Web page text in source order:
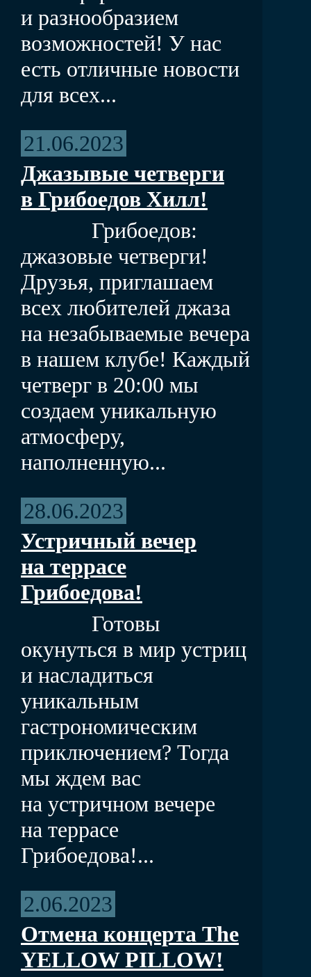
и разнообразием
возможностей! У нас
есть отличные новости
для всех...
21.06.2023
Джазывые четверги
в Грибоедов Хилл!
Грибоедов:
джазовые четверги!
Друзья, приглашаем
всех любителей джаза
на незабываемые вечера
в нашем клубе! Каждый
четверг в 20:00 мы
создаем уникальную
атмосферу,
наполненную...
28.06.2023
Устричный вечер
на террасе
Грибоедова!
Готовы
окунуться в мир устриц
и насладиться
уникальным
гастрономическим
приключением? Тогда
мы ждем вас
на устричном вечере
на террасе
Грибоедова!...
2.06.2023
Отмена концерта The
YELLOW PILLOW!